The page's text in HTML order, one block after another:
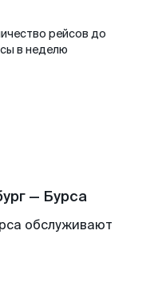
рейсов до
в неделю
— Бурса
обслуживают